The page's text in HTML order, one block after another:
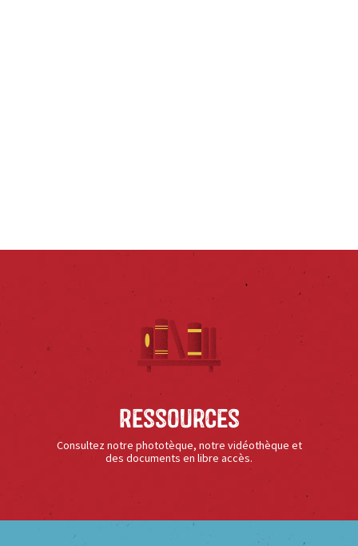
Ressources
Consultez notre phototèque, notre vidéothèque et
des documents en libre accès.